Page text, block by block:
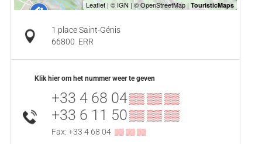
1 place Saint-Génis
66800 ERR
Klik hier om het nummer weer te geven
+33 4 68 04▒▒ ▒▒ ▒▒
+33 6 11 50▒▒ ▒▒ ▒▒
Fax: +33 4 68 04 ▒▒ ▒▒ ▒▒